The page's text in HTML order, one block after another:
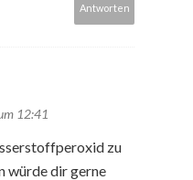
Antworten
12:41
zu
würde dir gerne